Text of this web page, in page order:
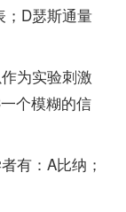
；D瑟斯通量
为实验刺激
个模糊的信
有：A比纳；